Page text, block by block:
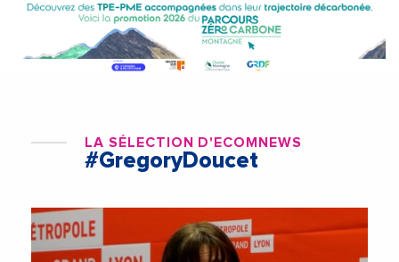
LA SÉLECTION D'ECOMNEWS
#GregoryDoucet